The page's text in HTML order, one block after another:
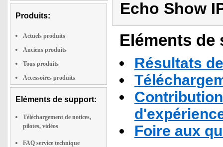
Produits:
Actuels produits
Anciens produits
Tous produits
Accessoires produits
Eléments de support:
Téléchargement de notices,
pilotes, vidéos
FAQ service technique
Echo Show
Eléments
Résultats
Foire aux